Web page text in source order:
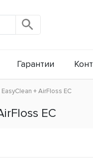
Гарантии
+ AirFloss ЕС
ЕС